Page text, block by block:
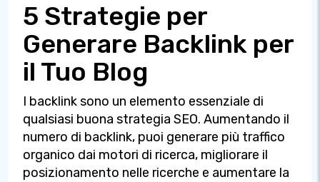
5 Strategie per
Generare Backlink per
il Tuo Blog
I backlink sono un elemento essenziale di
qualsiasi buona strategia SEO. Aumentando il
numero di backlink, puoi generare più traffico
organico dai motori di ricerca, migliorare il
posizionamento nelle ricerche e aumentare la